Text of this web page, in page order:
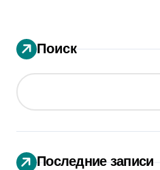
Поиск
Последние записи